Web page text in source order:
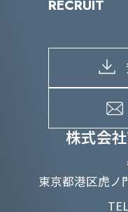
株式会
東京都港区虎ノ
IRライブラリ
よくあるご
当グループ
SDGs推進体
D&Iの取り
RECRUIT
募集職種一覧
メッセージ
メンバーイ